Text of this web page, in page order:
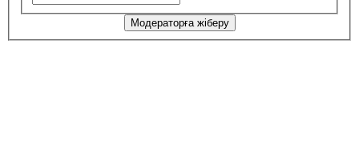
Модераторға жіберу